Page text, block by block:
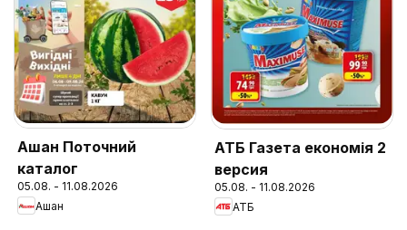
Ашан Поточний
каталог
05.08. - 11.08.2026
Ашан
АТБ Газета економія 2
версия
05.08. - 11.08.2026
АТБ